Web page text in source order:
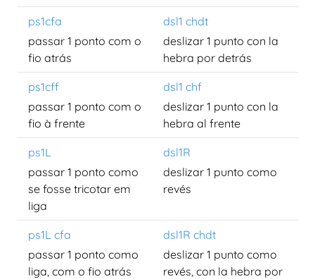
ps1cfa
dsl1 chdt
passar 1 ponto com o
fio atrás
deslizar 1 punto con la
hebra por detrás
ps1cff
dsl1 chf
passar 1 ponto com o
fio à frente
deslizar 1 punto con la
hebra al frente
ps1L
dsl1R
passar 1 ponto como
se fosse tricotar em
liga
deslizar 1 punto como
revés
ps1L cfa
dsl1R chdt
passar 1 ponto como
liga, com o fio atrás
deslizar 1 punto como
revés, con la hebra por